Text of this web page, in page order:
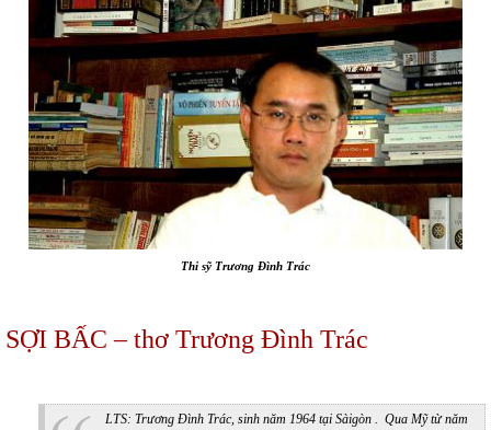
Thi sỹ Trương Đình Trác
SỢI BẤC – thơ Trương Đình Trác
LTS: Trương Đình Trác, sinh năm 1964 tại Sàigòn . Qua Mỹ từ năm